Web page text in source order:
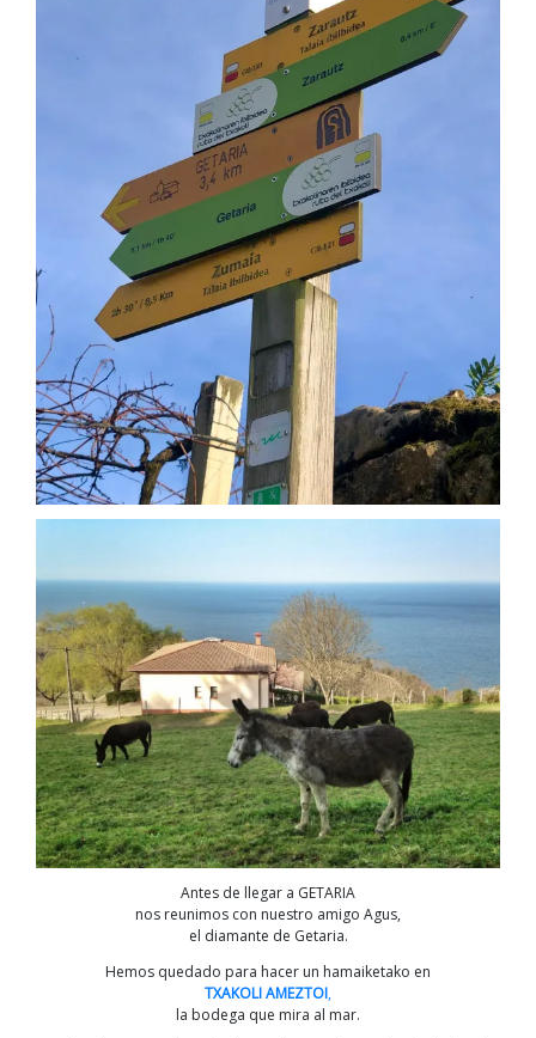
Antes de llegar a GETARIA
nos reunimos con nuestro amigo Agus,
el diamante de Getaria.
Hemos quedado para hacer un hamaiketako en
TXAKOLI AMEZTOI,
la bodega que mira al mar.